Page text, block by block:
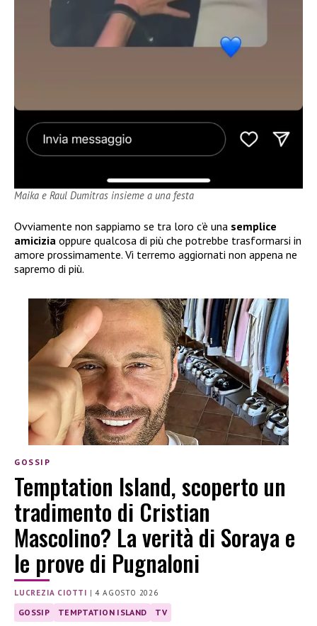
Maika e Raul Dumitras insieme a una festa
Ovviamente non sappiamo se tra loro c’è una semplice
amicizia oppure qualcosa di più che potrebbe trasformarsi in
amore prossimamente. Vi terremo aggiornati non appena ne
sapremo di più.
GOSSIP
Temptation Island, scoperto un
tradimento di Cristian
Mascolino? La verità di Soraya e
le prove di Pugnaloni
LUCREZIA CIOTTI |4 AGOSTO 2026
GOSSIP TEMPTATION ISLAND TV